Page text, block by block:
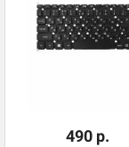
490 р.